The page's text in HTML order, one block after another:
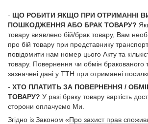
- ЩО РОБИТИ ЯКЩО ПРИ ОТРИМАННІ
ПОШКОДЖЕННЯ АБО БРАК ТОВАРУ?
товару виявлено бій/брак товару, Вам
про бій товару при представнику
повідомити нам номер цього Акту та
товару. Повернення чи обмін бракованого
зазначені дані у ТТН при отриманні
- ХТО ПЛАТИТЬ ЗА ПОВЕРНЕННЯ /
ТОВАРУ? У разі браку товару вартість
сторони оплачуємо Ми.
Згідно із Законом «Про захист прав